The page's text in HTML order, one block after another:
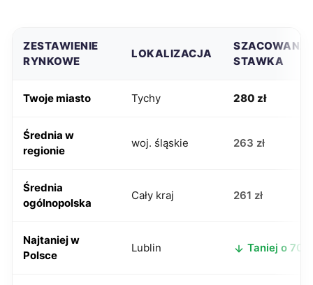
ZESTAWIENIE
RYNKOWE
LOKALIZACJA
SZACOWANA
STAWKA
Twoje miasto Tychy 280 zł
Średnia w
regionie
woj. śląskie 263 zł
Średnia
ogólnopolska
Cały kraj 261 zł
Najtaniej w
Polsce
Lublin Taniej o 70